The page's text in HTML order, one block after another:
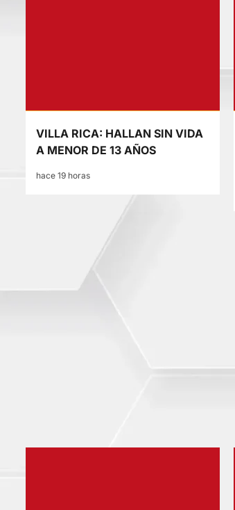
VILLA RICA: HALLAN SIN VIDA
A MENOR DE 13 AÑOS
hace 19 horas